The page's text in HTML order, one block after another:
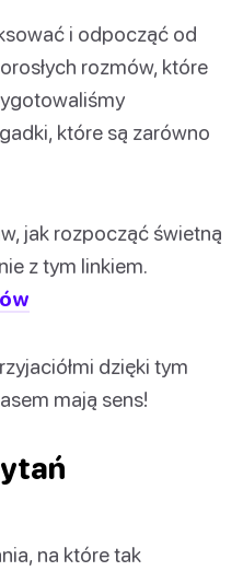
i odpocząć od
rozmów, które
które są zarówno
jak rozpocząć świetną
z tym linkiem.
dzięki tym
mają sens!
na które tak